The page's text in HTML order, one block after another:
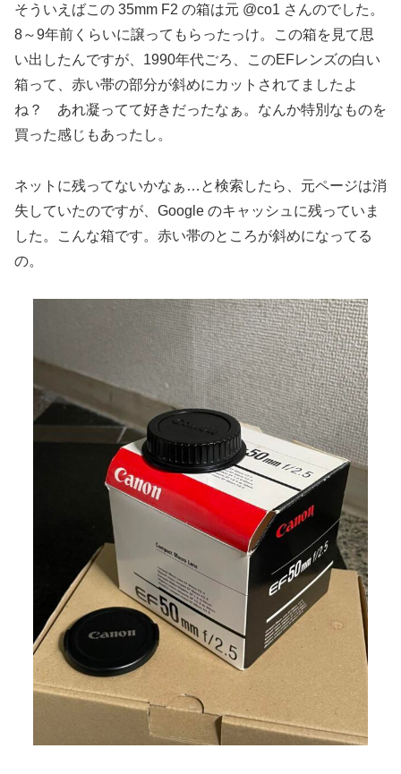
そういえばこの 35mm F2 の箱は元 @co1 さんのでした。
8～9年前くらいに譲ってもらったっけ。この箱を見て思
い出したんですが、1990年代ごろ、このEFレンズの白い
箱って、赤い帯の部分が斜めにカットされてましたよ
ね？ あれ凝ってて好きだったなぁ。なんか特別なものを
買った感じもあったし。
ネットに残ってないかなぁ…と検索したら、元ページは消
失していたのですが、Google のキャッシュに残っていま
した。こんな箱です。赤い帯のところが斜めになってる
の。